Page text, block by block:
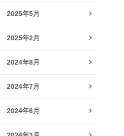
2025年5月
2025年2月
2024年8月
2024年7月
2024年6月